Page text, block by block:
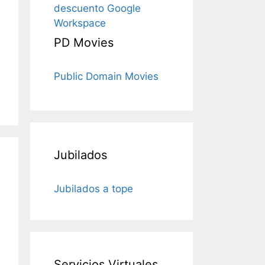
descuento Google
Workspace
PD Movies
Public Domain Movies
Jubilados
Jubilados a tope